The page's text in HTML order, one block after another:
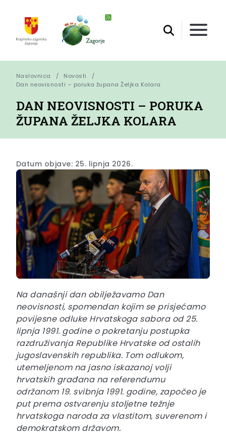
Naslovnica
Novosti
Dan neovisnosti – poruka župana Željka Kolara
DAN NEOVISNOSTI – PORUKA
ŽUPANA ŽELJKA KOLARA
Datum objave: 25. lipnja 2026.
Na današnji dan obilježavamo Dan
neovisnosti, spomendan kojim se prisjećamo
povijesne odluke Hrvatskoga sabora od 25.
lipnja 1991. godine o pokretanju postupka
razdruživanja Republike Hrvatske od ostalih
jugoslavenskih republika. Tom odlukom,
utemeljenom na jasno iskazanoj volji
hrvatskih građana na referendumu
održanom 19. svibnja 1991. godine, započeo je
put prema ostvarenju stoljetne težnje
hrvatskoga naroda za vlastitom, suverenom i
demokratskom državom.